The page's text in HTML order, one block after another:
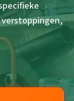
verstoppingen,